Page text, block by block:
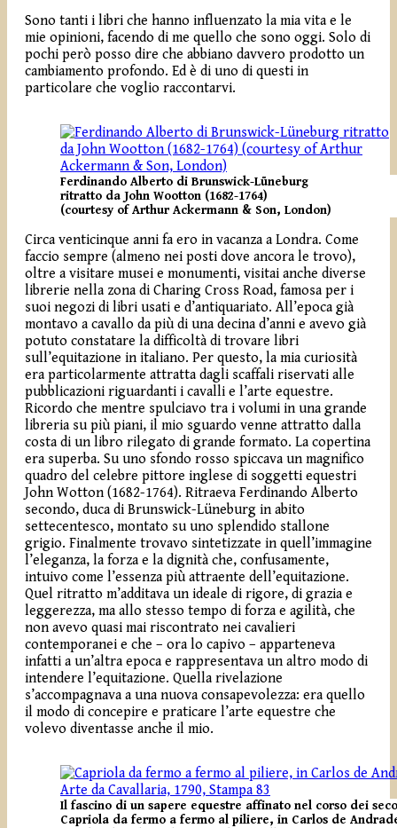
Sono tanti i libri che hanno influenzato la mia vita e le
mie opinioni, facendo di me quello che sono oggi. Solo di
pochi però posso dire che abbiano davvero prodotto un
cambiamento profondo. Ed è di uno di questi in
particolare che voglio raccontarvi.
Ferdinando Alberto di Brunswick-Lüneburg
ritratto da John Wootton (1682-1764)
(courtesy of Arthur Ackermann & Son, London)
Circa venticinque anni fa ero in vacanza a Londra. Come
faccio sempre (almeno nei posti dove ancora le trovo),
oltre a visitare musei e monumenti, visitai anche diverse
librerie nella zona di Charing Cross Road, famosa per i
suoi negozi di libri usati e d’antiquariato. All’epoca già
montavo a cavallo da più di una decina d’anni e avevo già
potuto constatare la difficoltà di trovare libri
sull’equitazione in italiano. Per questo, la mia curiosità
era particolarmente attratta dagli scaffali riservati alle
pubblicazioni riguardanti i cavalli e l’arte equestre.
Ricordo che mentre spulciavo tra i volumi in una grande
libreria su più piani, il mio sguardo venne attratto dalla
costa di un libro rilegato di grande formato. La copertina
era superba. Su uno sfondo rosso spiccava un magnifico
quadro del celebre pittore inglese di soggetti equestri
John Wotton (1682-1764). Ritraeva Ferdinando Alberto
secondo, duca di Brunswick-Lüneburg in abito
settecentesco, montato su uno splendido stallone
grigio. Finalmente trovavo sintetizzate in quell’immagine
l’eleganza, la forza e la dignità che, confusamente,
intuivo come l’essenza più attraente dell’equitazione.
Quel ritratto m’additava un ideale di rigore, di grazia e
leggerezza, ma allo stesso tempo di forza e agilità, che
non avevo quasi mai riscontrato nei cavalieri
contemporanei e che – ora lo capivo – apparteneva
infatti a un’altra epoca e rappresentava un altro modo di
intendere l’equitazione. Quella rivelazione
s’accompagnava a una nuova consapevolezza: era quello
il modo di concepire e praticare l’arte equestre che
volevo diventasse anche il mio.
Il fascino di un sapere equestre affinato nel corso dei
Capriola da fermo a fermo al piliere, in Carlos de